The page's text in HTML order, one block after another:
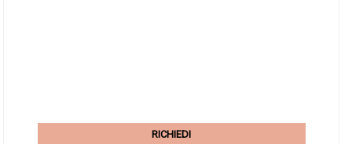
RICHIEDI